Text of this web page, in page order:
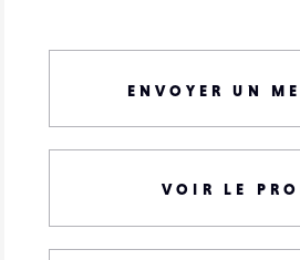
ENVOYER UN
VOIR LE